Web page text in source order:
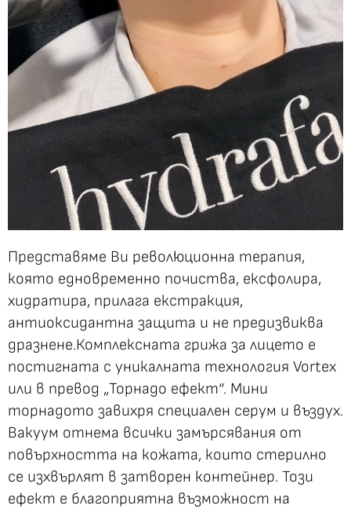
Представяме Ви революционна терапия,
която едновременно почиства, ексфолира,
хидратира, прилага екстракция,
антиоксидантна защита и не предизвиква
дразнене.Комплексната грижа за лицето е
постигната с уникалната технология Vortex
или в превод „Торнадо ефект“. Мини
торнадото завихря специален серум и въздух.
Вакуум отнема всички замърсявания от
повърхността на кожата, които стерилно
се изхвърлят в затворен контейнер. Този
ефект е благоприятна възможност на